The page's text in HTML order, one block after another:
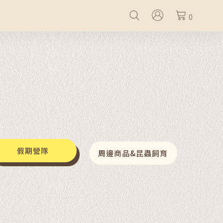
0
假期營隊 周邊商品&昆蟲飼育